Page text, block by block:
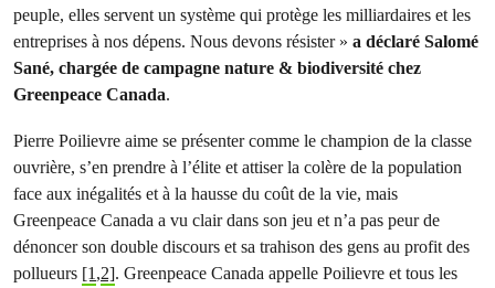
peuple, elles servent un système qui protège les milliardaires et les
entreprises à nos dépens. Nous devons résister » a déclaré Salomé
Sané, chargée de campagne nature & biodiversité chez
Greenpeace Canada.
Pierre Poilievre aime se présenter comme le champion de la classe
ouvrière, s’en prendre à l’élite et attiser la colère de la population
face aux inégalités et à la hausse du coût de la vie, mais
Greenpeace Canada a vu clair dans son jeu et n’a pas peur de
dénoncer son double discours et sa trahison des gens au profit des
pollueurs [1,2]. Greenpeace Canada appelle Poilievre et tous les